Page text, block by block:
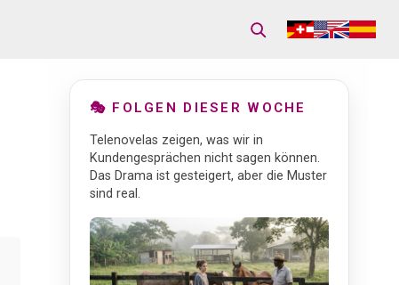
🎭 FOLGEN DIESER WOCHE
Telenovelas zeigen, was wir in
Kundengesprächen nicht sagen können.
Das Drama ist gesteigert, aber die Muster
sind real.